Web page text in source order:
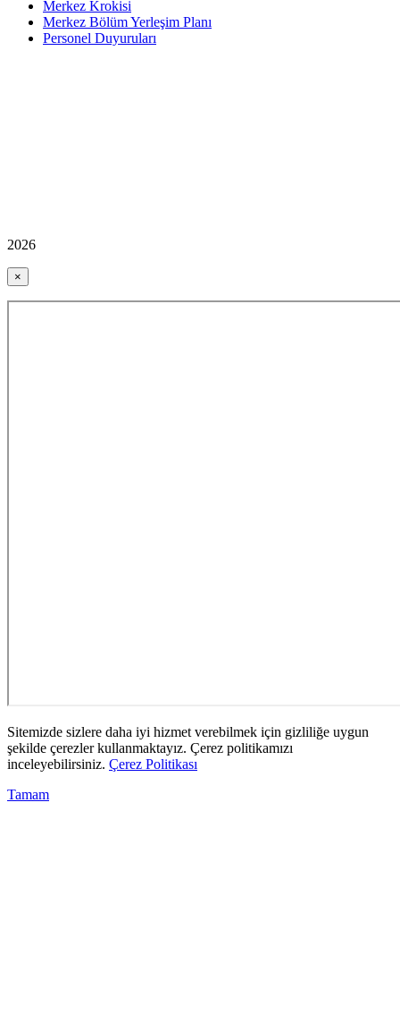
Merkez Krokisi
Merkez Bölüm Yerleşim Planı
Personel Duyuruları
2026
×
Sitemizde sizlere daha iyi hizmet verebilmek için gizliliğe uygun
şekilde çerezler kullanmaktayız. Çerez politikamızı
inceleyebilirsiniz. Çerez Politikası
Tamam